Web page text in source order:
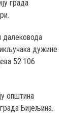
града
далековода
дужине
52.106
општина
Бијељина.